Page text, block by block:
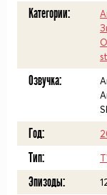
Категории:
Озвучка:
Год:
Тип:
Эпизоды: